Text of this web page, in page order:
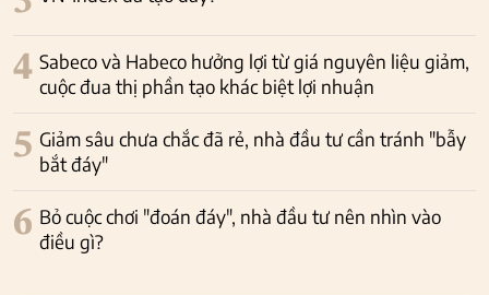
4 Sabeco và Habeco hưởng lợi từ giá nguyên liệu giảm,
cuộc đua thị phần tạo khác biệt lợi nhuận
5 Giảm sâu chưa chắc đã rẻ, nhà đầu tư cần tránh "bẫy
bắt đáy"
6 Bỏ cuộc chơi "đoán đáy", nhà đầu tư nên nhìn vào
điều gì?